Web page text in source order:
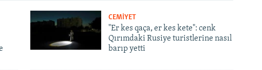
CEMİYET
"Er kes qaça, er kes kete": cenk
Qırımdaki Rusiye turistlerine nasıl
barıp yetti